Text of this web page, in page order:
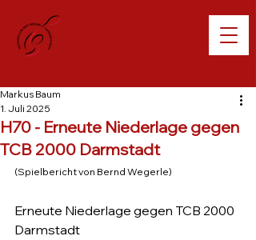
H70 - Erneute Niederlage gegen
TCB 2000 Darmstadt
Markus Baum
1. Juli 2025
(Spielbericht von Bernd Wegerle)
Erneute Niederlage gegen TCB 2000
Darmstadt